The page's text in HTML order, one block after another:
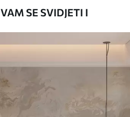
primjena
SE SVIDJETI I